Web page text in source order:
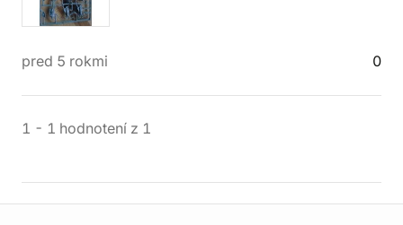
pred 5 rokmi 0
1 - 1 hodnotení z 1